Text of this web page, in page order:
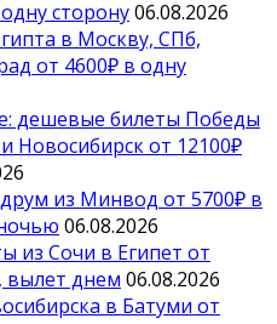
сторону06.08.2026
в Москву, СПб,
от 4600₽ в одну
дешевые билеты Победы
Новосибирск от 12100₽
из Минвод от 5700₽ в
06.08.2026
из Сочи в Египет от
вылет днем 06.08.2026
в Батуми от